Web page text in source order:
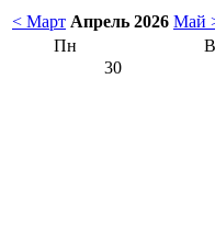
< Март Апрель 2026 Май
Пн
30